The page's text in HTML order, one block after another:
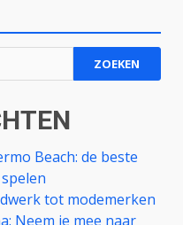
Beach: de beste
tot modemerken
Neem je mee naar